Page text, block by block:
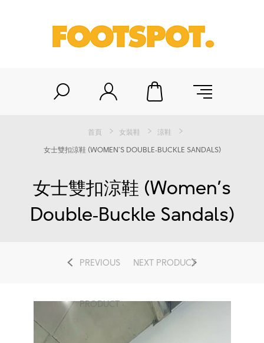
首頁 女裝鞋
涼鞋
女士雙扣涼鞋 (WOMEN’S DOUBLE‑BUCKLE SANDALS)
女士雙扣涼鞋 (Women’s
Double‑Buckle Sandals)
PREVIOUS
PRODUCT
NEXT PRODUCT